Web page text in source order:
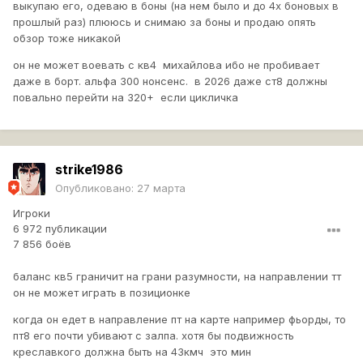
выкупаю его, одеваю в боны (на нем было и до 4х боновых в
прошлый раз) плююсь и снимаю за боны и продаю опять
обзор тоже никакой
он не может воевать с кв4 михайлова ибо не пробивает
даже в борт. альфа 300 нонсенс. в 2026 даже ст8 должны
повально перейти на 320+ если цикличка
strike1986
Опубликовано: 27 марта
Игроки
6 972 публикации
7 856 боёв
баланс кв5 граничит на грани разумности, на направлении тт
он не может играть в позиционке
когда он едет в направление пт на карте например фьорды, то
пт8 его почти убивают с залпа. хотя бы подвижность
креславкого должна быть на 43кмч это мин